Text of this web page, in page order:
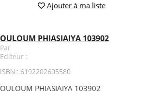
Ajouter à ma liste
OULOUM PHIASIAIYA 103902
Par
Editeur :
ISBN : 6192202605580
OULOUM PHIASIAIYA 103902